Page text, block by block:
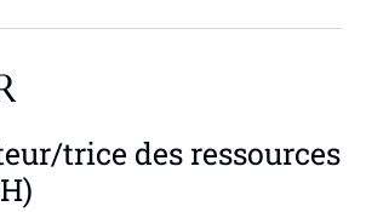
trice des ressources